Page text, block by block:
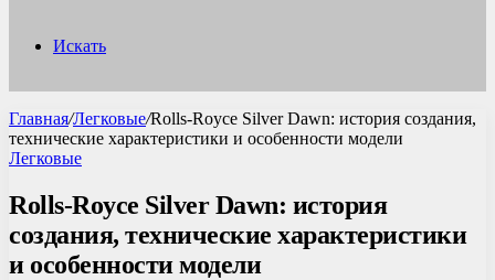
Искать
Главная/Легковые/Rolls-Royce Silver Dawn: история создания,
технические характеристики и особенности модели
Легковые
Rolls-Royce Silver Dawn: история
создания, технические характеристики
и особенности модели